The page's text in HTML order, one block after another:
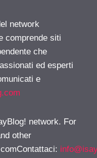
network
comprende siti
che
ed esperti
e
network. For
other
: